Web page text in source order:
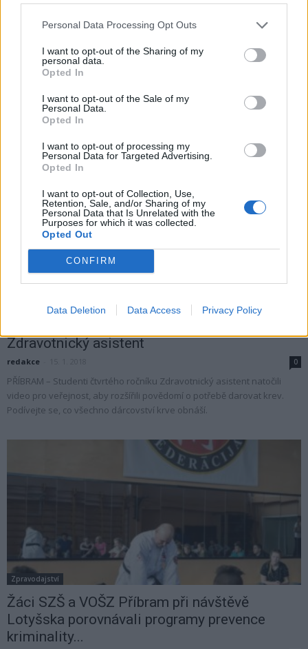
Personal Data Processing Opt Outs
I want to opt-out of the Sharing of my
personal data.
Opted In
I want to opt-out of the Sale of my
Personal Data.
Opted In
I want to opt-out of processing my
Personal Data for Targeted Advertising.
Opted In
I want to opt-out of Collection, Use,
Retention, Sale, and/or Sharing of my
Personal Data that Is Unrelated with the
Purposes for which it was collected.
Opted Out
CONFIRM
Data Deletion Data Access Privacy Policy
Studenti pronikali do tajů cizích jazyků
PŘÍBRAM – V polovině června se na střední zdravotnické škole konala
akce Den jazyků. Jazyky se vyvíjejí spolu s lidmi, mění se, rodí a umírají.
Zdravotnický asistent
redakce 0
PŘÍBRAM – Studenti čtvrtého ročníku Zdravotnický asistent natočili
video pro veřejnost, aby rozšířili povědomí o potřebě darovat krev.
Podívejte se, co všechno dárcovství krve obnáší.
Zpravodajství
Žáci SZŠ a VOŠZ Příbram při návštěvě
Lotyšska porovnávali programy prevence
kriminality...